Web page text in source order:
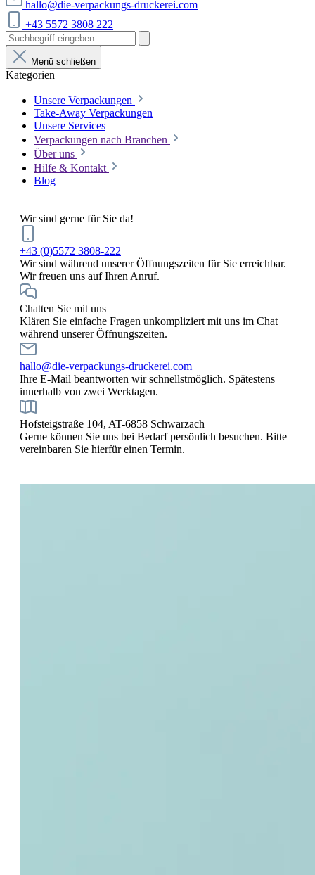
hallo@die-verpackungs-druckerei.com
+43 5572 3808 222
Menü schließen
Kategorien
Unsere Verpackungen
Take-Away Verpackungen
Unsere Services
Verpackungen nach Branchen
Über uns
Hilfe & Kontakt
Blog
Wir sind gerne für Sie da!
+43 (0)5572 3808-222
Wir sind während unserer Öffnungszeiten für Sie erreichbar.
Wir freuen uns auf Ihren Anruf.
Chatten Sie mit uns
Klären Sie einfache Fragen unkompliziert mit uns im Chat
während unserer Öffnungszeiten.
hallo@die-verpackungs-druckerei.com
Ihre E-Mail beantworten wir schnellstmöglich. Spätestens
innerhalb von zwei Werktagen.
Hofsteigstraße 104, AT-6858 Schwarzach
Gerne können Sie uns bei Bedarf persönlich besuchen. Bitte
vereinbaren Sie hierfür einen Termin.